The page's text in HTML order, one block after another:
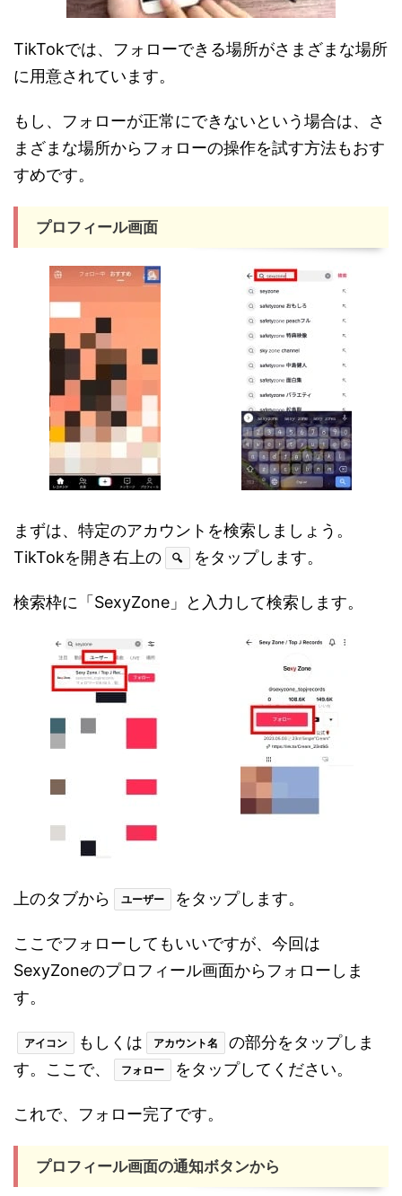
TikTokでは、フォローできる場所がさまざまな場所
に用意されています。
もし、フォローが正常にできないという場合は、さ
まざまな場所からフォローの操作を試す方法もおす
すめです。
プロフィール画面
まずは、特定のアカウントを検索しましょう。
TikTokを開き右上の
🔍 をタップします。
検索枠に「SexyZone」と入力して検索します。
上のタブから ユーザー をタップします。
ここでフォローしてもいいですが、今回は
SexyZoneのプロフィール画面からフォローしま
す。
アイコン もしくは アカウント名
の部分をタップしま
す。ここで、
フォロー をタップしてください。
これで、フォロー完了です。
プロフィール画面の通知ボタンから